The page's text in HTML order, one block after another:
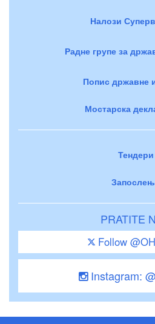
Налози
Радне групе за
Попис државне
Мостарска
Тендери
PRATITE
Follow
Instagram: